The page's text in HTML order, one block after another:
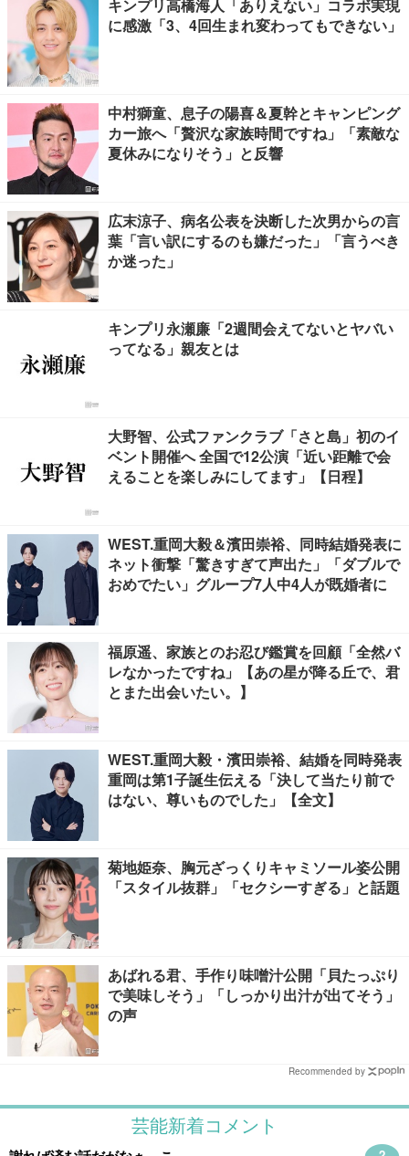
キンプリ高橋海人「ありえない」コラボ実現
に感激「3、4回生まれ変わってもできない」
中村獅童、息子の陽喜＆夏幹とキャンピング
カー旅へ「贅沢な家族時間ですね」「素敵な
夏休みになりそう」と反響
広末涼子、病名公表を決断した次男からの言
葉「言い訳にするのも嫌だった」「言うべき
か迷った」
キンプリ永瀬廉「2週間会えてないとヤバい
ってなる」親友とは
大野智、公式ファンクラブ「さと島」初のイ
ベント開催へ 全国で12公演「近い距離で会
えることを楽しみにしてます」【日程】
WEST.重岡大毅＆濱田崇裕、同時結婚発表に
ネット衝撃「驚きすぎて声出た」「ダブルで
おめでたい」グループ7人中4人が既婚者に
福原遥、家族とのお忍び鑑賞を回顧「全然バ
レなかったですね」【あの星が降る丘で、君
とまた出会いたい。】
WEST.重岡大毅・濱田崇裕、結婚を同時発表
重岡は第1子誕生伝える「決して当たり前で
はない、尊いものでした」【全文】
菊地姫奈、胸元ざっくりキャミソール姿公開
「スタイル抜群」「セクシーすぎる」と話題
あばれる君、手作り味噌汁公開「貝たっぷり
で美味しそう」「しっかり出汁が出てそう」
の声
Recommended by